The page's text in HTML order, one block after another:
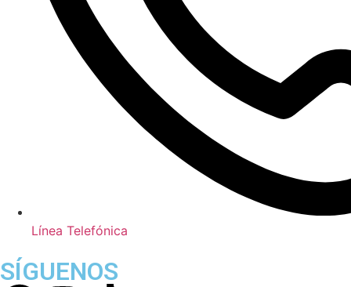
Línea Telefónica
SÍGUENOS